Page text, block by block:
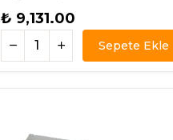
₺ 9,131.00
Sepete Ekle